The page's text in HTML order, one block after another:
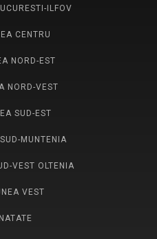
ILFOV
CENTRU
NORD-EST
NORD-VEST
SUD-EST
MUNTENIA
VEST OLTENIA
VEST